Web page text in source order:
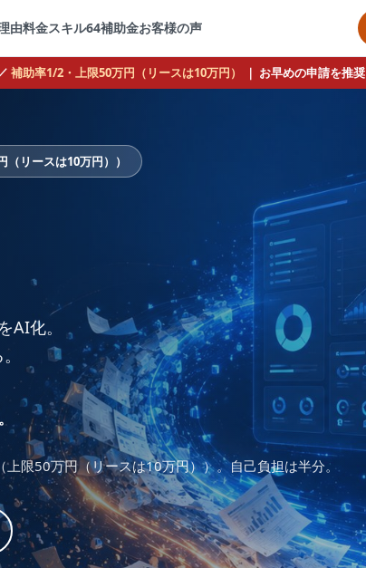
由料金スキル64補助金お客様の声
補助率1/2・上限50万円（リースは10万円） ｜ お早めの申請を推奨
リースは10万円））
AI化。
上限50万円（リースは10万円））。自己負担は半分。